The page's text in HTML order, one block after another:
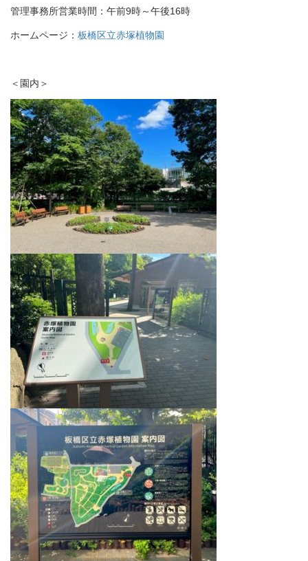
管理事務所営業時間：午前9時～午後16時
ホームページ： 板橋区立赤塚植物園
＜園内＞